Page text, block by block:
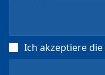
Ich akzeptiere die